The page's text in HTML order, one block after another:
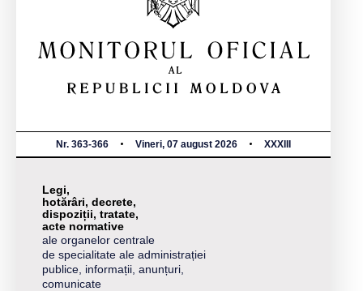
Nr. 363-366 Vineri, 07 august 2026 XXXIII
Legi,
hotărâri, decrete,
dispoziții, tratate,
acte normative
ale organelor centrale
de specialitate ale administrației
publice, informații, anunțuri,
comunicate